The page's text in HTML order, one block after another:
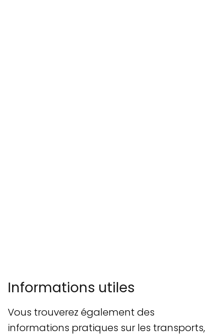
Informations utiles
Vous trouverez également des
informations pratiques sur les transports,